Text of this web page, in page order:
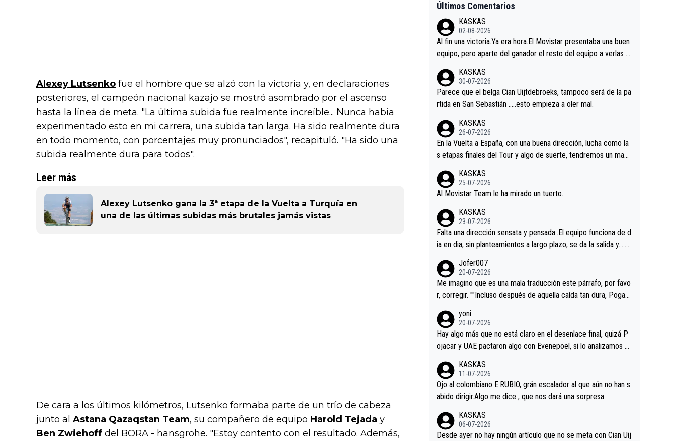
Alexey Lutsenko fue el hombre que se alzó con la victoria y, en declaraciones
posteriores, el campeón nacional kazajo se mostró asombrado por el ascenso
hasta la línea de meta. "La última subida fue realmente increíble... Nunca había
experimentado esto en mi carrera, una subida tan larga. Ha sido realmente dura
en todo momento, con porcentajes muy pronunciados", recapituló. "Ha sido una
subida realmente dura para todos".
Leer más
Alexey Lutsenko gana la 3ª etapa de la Vuelta a Turquía en
una de las últimas subidas más brutales jamás vistas
De cara a los últimos kilómetros, Lutsenko formaba parte de un trío de cabeza
junto al Astana Qazaqstan Team, su compañero de equipo Harold Tejada y
Ben Zwiehoff del BORA - hansgrohe. "Estoy contento con el resultado. Además,
Últimos Comentarios
KASKAS
02-08-2026
Al fin una victoria.Ya era hora.El Movistar presentaba una buen
equipo, pero aparte del ganador el resto del equipo a verlas v
es.La única buena noticia es la mejoría de Enric Más en San S
ebastian.Si en la Vuelta a Burgos sigue la mejoría, podríamos t
ener alguna sorpresa en la Vuelta.Ojalá.
KASKAS
30-07-2026
Parece que el belga Cian Uijtdebroeks, tampoco será de la pa
rtida en San Sebastián …..esto empieza a oler mal.
KASKAS
26-07-2026
En la Vuelta a España, con una buena dirección, lucha como la
s etapas finales del Tour y algo de suerte, tendremos un magn
KASKAS
25-07-2026
Al Movistar Team le ha mirado un tuerto.
KASKAS
23-07-2026
Falta una dirección sensata y pensada..El equipo funciona de d
ia en dia, sin planteamientos a largo plazo, se da la salida y…..v
a, Minguez, Velez etc etc.Me da pena vivir estos momentos t
an tristes sin victorias.
Jofer007
20-07-2026
Me imagino que es una mala traducción este párrafo, por favo
r, corregir. ""Incluso después de aquella caída tan dura, Pogac
rd permaneció pegado a su rueda. Parecía increíble la forma
en la que era capaz de controlar el miedo", recordó."
yoni
20-07-2026
Hay algo más que no está claro en el desenlace final, quizá P
ojacar y UAE pactaron algo con Evenepoel, si lo analizamos P
casi sin pedalear, luego está el saludo con Evenepoel dándose
la mano de una manera muy fraternal, más allá de los típicos t
oques en el hombro con que saludaba a Vingegard. Ahí hubo u
o aprieta, a ver si por querer poner a Del Toro con calzador e
n posición de podio UAE y Pojacar se van complicar el tour.
KASKAS
11-07-2026
Ojo al colombiano E.RUBIO, grán escalador al que aún no han s
abido dirigir.Algo me dice , que nos dará una sorpresa.
KASKAS
06-07-2026
Desde ayer no hay ningún artículo que no se meta con Cian Uij